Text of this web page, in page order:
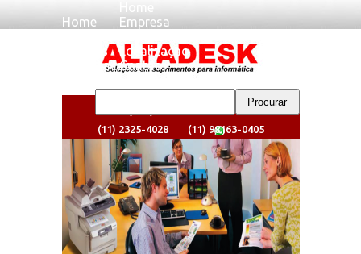
Home
Clientes
Localizaçao
Home
Empresa
Localizaçao
Contato
(11) 2325-4028 (11) 98163-0405